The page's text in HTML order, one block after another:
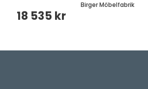
18 535 kr
Birger Möbelfabrik